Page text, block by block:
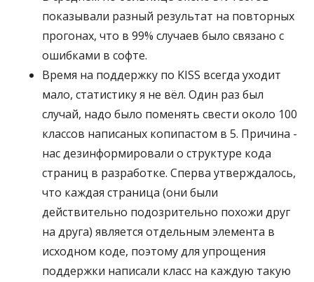
показывали разный результат на повторных
прогонах, что в 99% случаев было связано с
ошибками в софте.
Время на поддержку по KISS всегда уходит
мало, статистику я не вёл. Один раз был
случай, надо было поменять свести около 100
классов написаных копипастом в 5. Причина -
нас дезинформировали о структуре кода
страниц в разработке. Сперва утверждалось,
что каждая страница (они были
действительно подозрительно похожи друг
на друга) является отдельным элемента в
исходном коде, поэтому для упрощения
поддержки написали класс на каждую такую